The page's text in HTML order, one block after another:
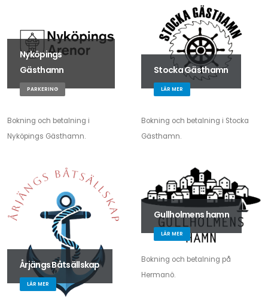
Nyköpings
Gästhamn
PARKERING
Bokning och betalning i
Nyköpings Gästhamn.
Stocka Gästhamn
LÄR MER
Bokning och betalning i Stocka
Gästhamn.
Årjängs Båtsällskap
LÄR MER
Gullholmens hamn
LÄR MER
Bokning och betalning på
Hermanö.